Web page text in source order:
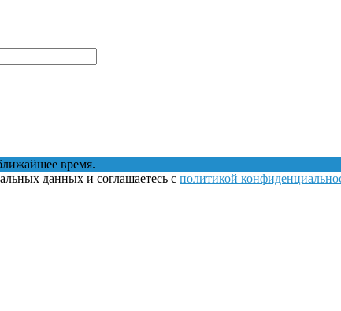
время.
данных и соглашаетесь с политикой